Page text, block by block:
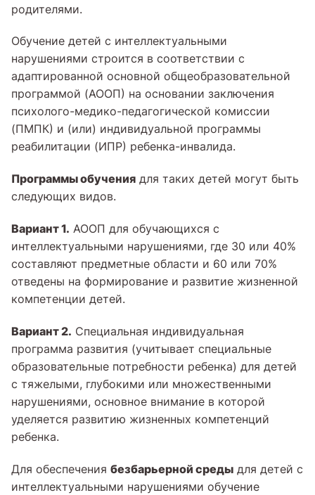
родителями.
Обучение детей с интеллектуальными
нарушениями строится в соответствии с
адаптированной основной общеобразовательной
программой (АООП) на основании заключения
психолого-медико-педагогической комиссии
(ПМПК) и (или) индивидуальной программы
реабилитации (ИПР) ребенка-инвалида.
Программы обучения для таких детей могут быть
следующих видов.
Вариант 1. АООП для обучающихся с
интеллектуальными нарушениями, где 30 или 40%
составляют предметные области и 60 или 70%
отведены на формирование и развитие жизненной
компетенции детей.
Вариант 2. Специальная индивидуальная
программа развития (учитывает специальные
образовательные потребности ребенка) для детей
с тяжелыми, глубокими или множественными
нарушениями, основное внимание в которой
уделяется развитию жизненных компетенций
ребенка.
Для обеспечения безбарьерной среды для детей с
интеллектуальными нарушениями обучение